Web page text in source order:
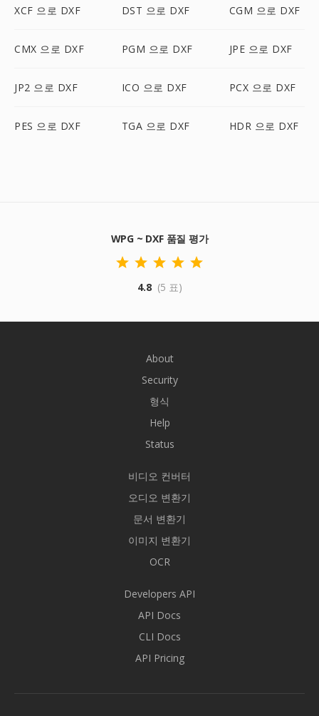
XCF 으로 DXF DST 으로 DXF CGM 으로 DXF
CMX 으로 DXF PGM 으로 DXF JPE 으로 DXF
JP2 으로 DXF ICO 으로 DXF PCX 으로 DXF
PES 으로 DXF TGA 으로 DXF HDR 으로 DXF
WPG ~ DXF 품질 평가
4.8 (5 표)
About
Security
형식
Help
Status
비디오 컨버터
오디오 변환기
문서 변환기
이미지 변환기
OCR
Developers API
API Docs
CLI Docs
API Pricing